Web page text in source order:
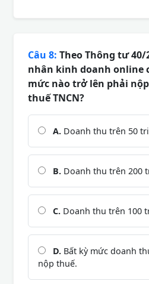
Câu 8: Theo Thông tư 40/
nhân kinh doanh online
mức nào trở lên phải nộp
thuế TNCN?
A. Doanh thu trên 50
B. Doanh thu trên 200
C. Doanh thu trên 100
D. Bất kỳ mức doanh
nộp thuế.